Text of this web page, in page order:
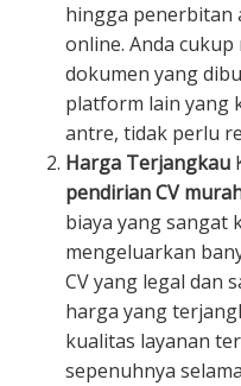
hingga penerbitan
online. Anda
dokumen yang
platform lain yang
antre, tidak perlu
Harga Terjangkau
pendirian CV
biaya yang sangat
mengeluarkan
CV yang legal dan
harga yang
kualitas layanan
sepenuhnya